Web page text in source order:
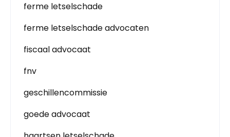
ferme letselschade
ferme letselschade advocaten
fiscaal advocaat
fnv
geschillencommissie
goede advocaat